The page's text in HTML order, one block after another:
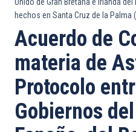
de
ayuda
a
la
navegación
hechos en Santa Cruz de la Palma
Acuerdo de
materia de
Protocolo
Gobiernos